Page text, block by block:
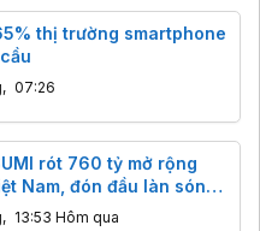
thị trường smartphone
, 07:26
rót 760 tỷ mở rộng
Nam, đón đầu làn sóng
cầu
, 13:53 Hôm qua